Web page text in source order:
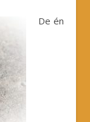
De én